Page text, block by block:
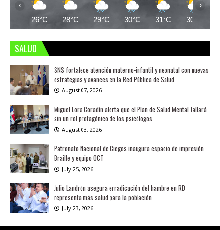
26°C 28°C 29°C 30°C 31°C 30°C
‹ ›
SALUD
SNS fortalece atención materno-infantil y neonatal con nuevas
estrategias y avances en la Red Pública de Salud
August 07, 2026
Miguel Lora Coradín alerta que el Plan de Salud Mental fallará
sin un rol protagónico de los psicólogos
August 03, 2026
Patronato Nacional de Ciegos inaugura espacio de impresión
Braille y equipo OCT
July 25, 2026
Julio Landrón asegura erradicación del hambre en RD
representa más salud para la población
July 23, 2026